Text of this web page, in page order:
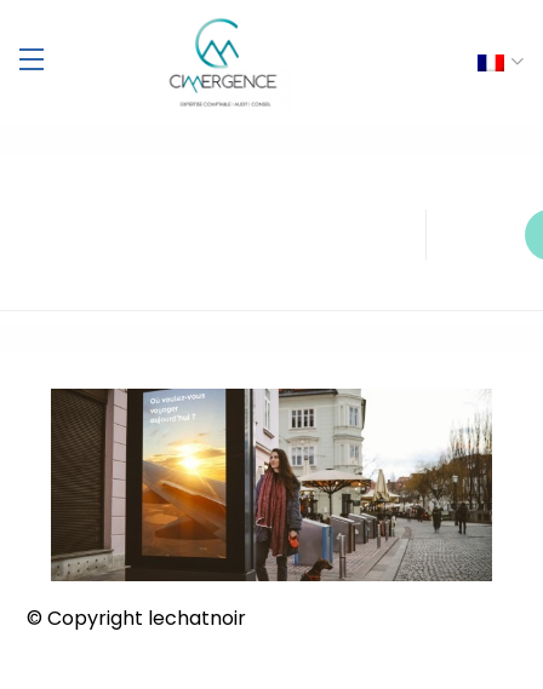
© Copyright lechatnoir